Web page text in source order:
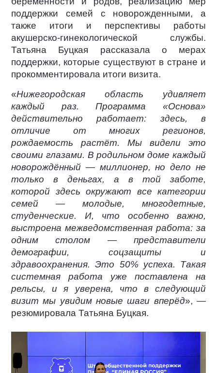
поддержки семей с новорожденными, а
также итоги и перспективы работы
акушерско-гинекологической службы.
Татьяна Буцкая рассказала о мерах
поддержки, которые существуют в стране и
прокомментировала итоги визита.
«Нижегородская область удивляет
каждый раз. Программа «Основа»
действительно работает: здесь, в
отличие от многих регионов,
рождаемость растёт. Мы видели это
своими глазами. В родильном доме каждый
новорождённый — миллионер, но дело не
только в деньгах, а в той заботе,
которой здесь окружают все категории
семей — молодые, многодетные,
студенческие. И, что особенно важно,
выстроена межведомственная работа: за
одним столом — представители
демографии, соцзащиты и
здравоохранения. Это 50% успеха. Такая
системная работа уже поставлена на
рельсы, и я уверена, что в следующий
визит мы увидим новые шаги вперёд», —
резюмировала Татьяна Буцкая.